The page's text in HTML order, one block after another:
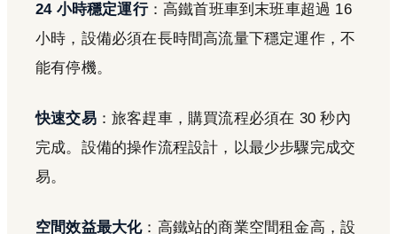
24 小時穩定運行：高鐵首班車到末班車超過 16
小時，設備必須在長時間高流量下穩定運作，不
能有停機。
快速交易：旅客趕車，購買流程必須在 30 秒內
完成。設備的操作流程設計，以最少步驟完成交
易。
空間效益最大化：高鐵站的商業空間租金高，設